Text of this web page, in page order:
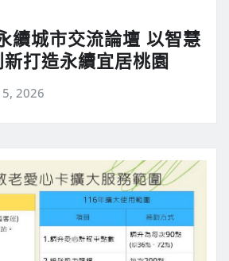
續城市交流論壇 以智慧
打造永續宜居桃園
2026